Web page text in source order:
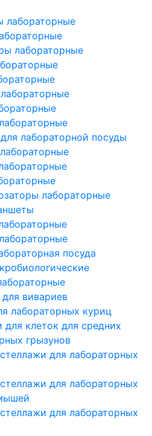
лабораторные
лабораторные
лабораторной посуды
лабораторные
посуда
вивариев
лабораторных куриц
для клеток для средних
грызунов
для лабораторных
для лабораторных
для лабораторных